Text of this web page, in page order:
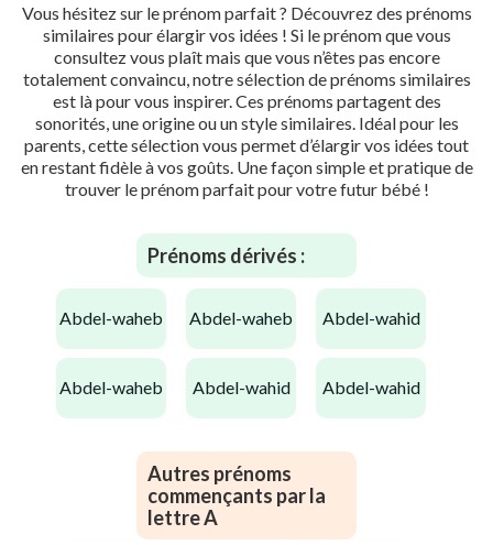
Vous hésitez sur le prénom parfait ? Découvrez des prénoms
similaires pour élargir vos idées ! Si le prénom que vous
consultez vous plaît mais que vous n’êtes pas encore
totalement convaincu, notre sélection de prénoms similaires
est là pour vous inspirer. Ces prénoms partagent des
sonorités, une origine ou un style similaires. Idéal pour les
parents, cette sélection vous permet d’élargir vos idées tout
en restant fidèle à vos goûts. Une façon simple et pratique de
trouver le prénom parfait pour votre futur bébé !
Prénoms dérivés :
abdel-waheb abdel-waheb abdel-wahid
abdel-waheb abdel-wahid abdel-wahid
Autres prénoms
commençants par la
lettre A